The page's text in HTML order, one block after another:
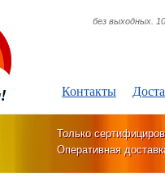
Контакты
без выходных.
Только
Оперативная